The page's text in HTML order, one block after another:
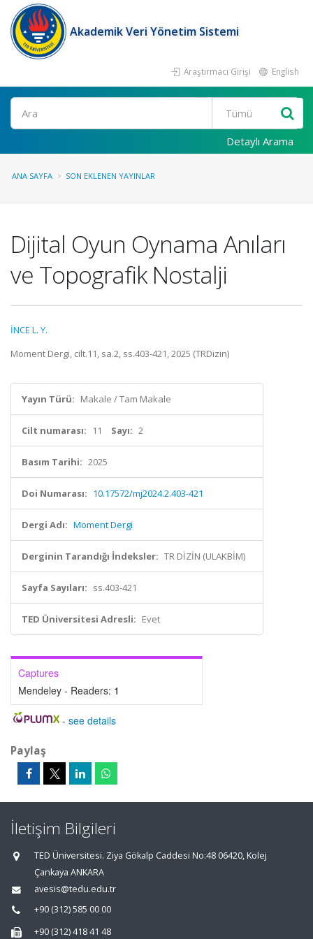
Akademik Veri Yönetim Sistemi
Araştırmacı Girişi English
Ara
Detaylı Arama
ANA SAYFA SON EKLENEN YAYINLAR
Dijital Oyun Oynama Anıları
ve Topografik Nostalji
İNCE L. Y.
Moment Dergi, cilt.11, sa.2, ss.403-421, 2025 (TRDizin)
Yayın Türü: Makale / Tam Makale
Cilt numarası: 11 Sayı: 2
Basım Tarihi: 2025
Doi Numarası: 10.17572/mj2024.2.403-421
Dergi Adı: Moment Dergi
Derginin Tarandığı İndeksler: TR DİZİN (ULAKBİM)
Sayfa Sayıları: ss.403-421
TED Üniversitesi Adresli: Evet
Captures
Mendeley - Readers: 1
- see details
Paylaş
İletişim Bilgileri
TED Üniversitesi. Ziya Gökalp Caddesi No:48 06420, Kolej
Çankaya ANKARA
avesis@tedu.edu.tr
+90 (312) 585 00 00
+90 (312) 418 41 48